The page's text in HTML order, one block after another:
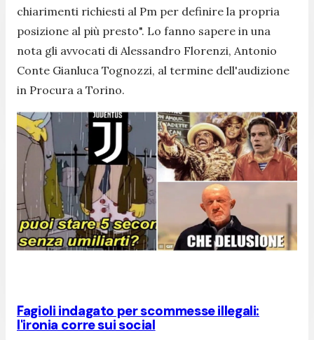
chiarimenti richiesti al Pm per definire la propria
posizione al più presto". Lo fanno sapere in una
nota gli avvocati di Alessandro Florenzi, Antonio
Conte Gianluca Tognozzi, al termine dell'audizione
in Procura a Torino.
Fagioli indagato per scommesse illegali:
l'ironia corre sui social